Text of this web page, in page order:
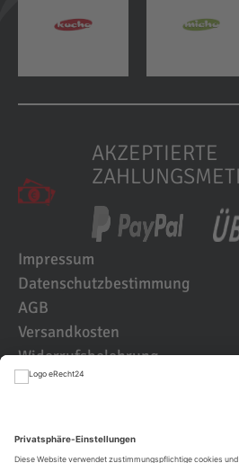
AKZEPTIERTE
Impressum
Datenschutzbestimmung
AGB
Versandkosten
Widerrufsbelehrung
Kundenbewertungen